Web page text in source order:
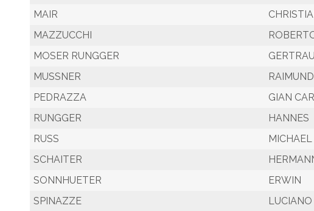
MAIR
MAZZUCCHI
MOSER RUNGGER
MUSSNER
RAIMUND
PEDRAZZA
GIAN
RUNGGER
HANNES
RUSS
MICHAEL
SCHAITER
SONNHUETER
ERWIN
SPINAZZE
LUCIANO